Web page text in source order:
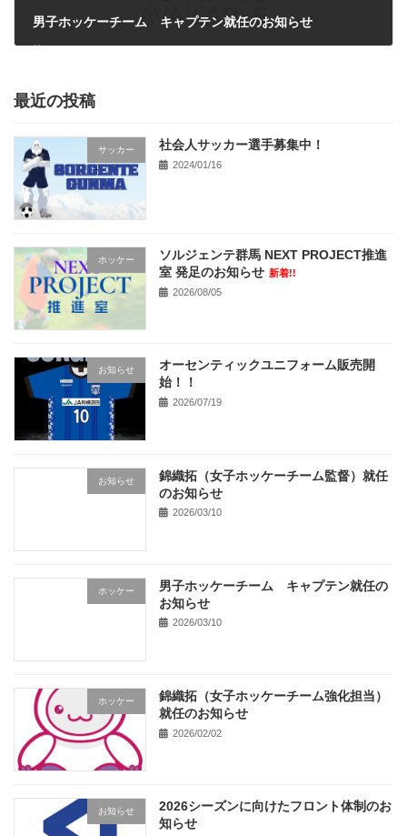
男子ホッケーチーム キャプテン就任のお知らせ
2026/03/10
最近の投稿
サッカー 社会人サッカー選手募集中！
2024/01/16
ホッケー
ソルジェンテ群馬 NEXT PROJECT推進
室 発足のお知らせ 新着!!
2026/08/05
お知らせ
オーセンティックユニフォーム販売開
始！！
2026/07/19
お知らせ
錦織拓（女子ホッケーチーム監督）就任
のお知らせ
2026/03/10
ホッケー
男子ホッケーチーム キャプテン就任の
お知らせ
2026/03/10
ホッケー
錦織拓（女子ホッケーチーム強化担当）
就任のお知らせ
2026/02/02
お知らせ
2026シーズンに向けたフロント体制のお
知らせ